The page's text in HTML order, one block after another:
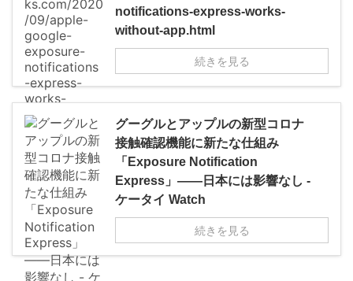
notifications-express-works-
without-app.html
続きを見る
グーグルとアップルの新型コロナ
接触確認機能に新たな仕組み
「Exposure Notification
Express」――日本には影響なし -
ケータイ Watch
続きを見る